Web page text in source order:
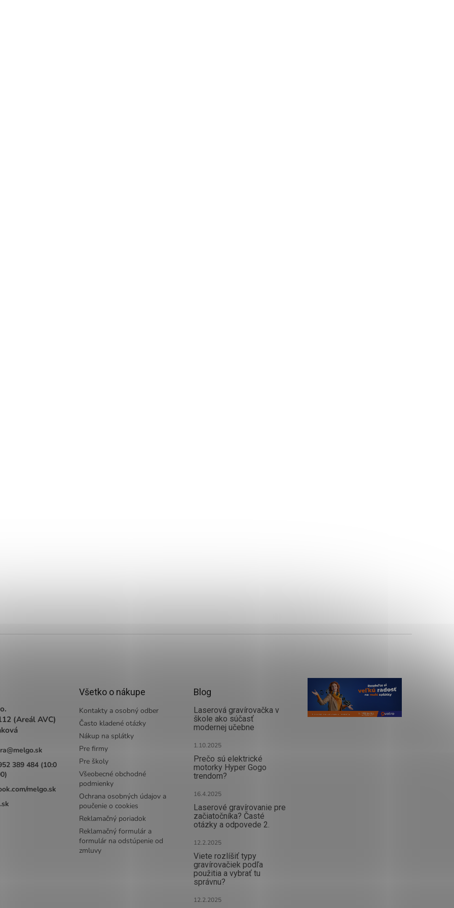
(Areál AVC)
@melgo.sk
389 484 (10:0
melgo.sk
Všetko o nákupe
Kontakty a osobný odber
Často kladené otázky
Nákup na splátky
Pre firmy
Pre školy
Všeobecné obchodné
podmienky
Ochrana osobných údajov a
poučenie o cookies
Reklamačný poriadok
Reklamačný formulár a
formulár na odstúpenie od
zmluvy
Blog
Laserová gravírovačka v
škole ako súčasť
modernej učebne
1.10.2025
Prečo sú elektrické
motorky Hyper Gogo
trendom?
16.4.2025
Laserové gravírovanie pre
začiatočníka? Časté
otázky a odpovede 2.
12.2.2025
Viete rozlíšiť typy
gravírovačiek podľa
použitia a vybrať tu
správnu?
12.2.2025